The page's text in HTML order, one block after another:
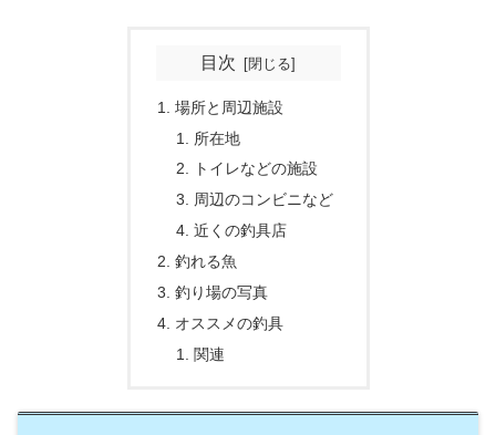
目次
場所と周辺施設
所在地
トイレなどの施設
周辺のコンビニなど
近くの釣具店
釣れる魚
釣り場の写真
オススメの釣具
関連